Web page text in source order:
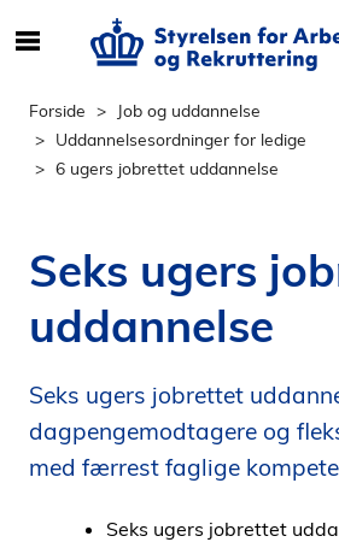
e
f
i
d
o
d
p
Forside
Job og uddannelse
Uddannelsesordninger for ledige
6 ugers jobrettet uddannelse
Seks ugers
uddannelse
Seks ugers jobrettet
dagpengemodtagere og
med færrest faglige
Seks ugers jobrettet